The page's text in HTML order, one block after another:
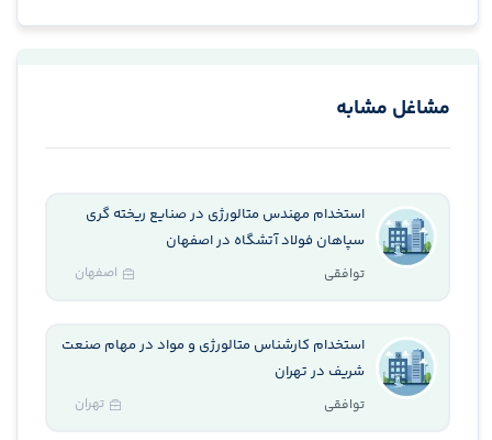
مشاغل مشابه
استخدام مهندس متالورژی در صنایع ریخته گری
سپاهان فولاد آتشگاه در اصفهان
توافقی اصفهان
استخدام کارشناس متالورژی و مواد در مهام صنعت
شریف در تهران
توافقی تهران